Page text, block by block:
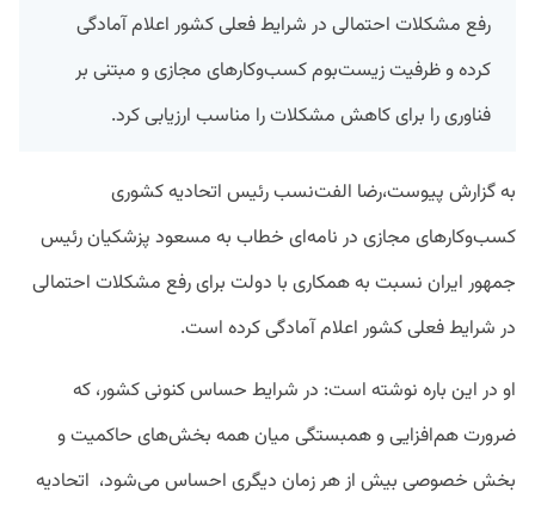
رفع مشکلات احتمالی در شرایط فعلی کشور اعلام آمادگی
کرده و ظرفیت زیست‌بوم کسب‌وکارهای مجازی و مبتنی بر
فناوری را برای کاهش مشکلات را مناسب ارزیابی کرد.
به گزارش پیوست،رضا الفت‌نسب رئیس اتحادیه کشوری
کسب‌وکارهای مجازی در نامه‌ای خطاب به مسعود پزشکیان رئیس
جمهور ایران نسبت به همکاری با دولت برای رفع مشکلات احتمالی
در شرایط فعلی کشور اعلام آمادگی کرده است.
او در این باره نوشته است: در شرایط حساس کنونی کشور، که
ضرورت هم‌افزایی و همبستگی میان همه بخش‌های حاکمیت و
بخش خصوصی بیش از هر زمان دیگری احساس می‌شود، اتحادیه